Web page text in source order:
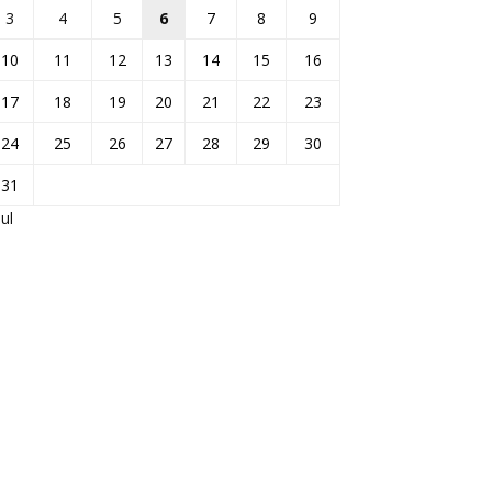
3 4 5 6 7 8
9
10
11 12 13 14 15
16
17
18 19 20 21 22
23
24
25 26 27 28 29
30
31